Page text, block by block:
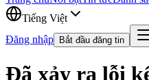
Tiếng Việt
Đăng nhập
Bắt đầu đăng tin
Đã xảy ra lỗi